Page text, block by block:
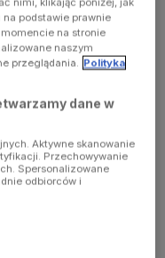
podstawie prawnie
na stronie
naszym
przeglądania. Polityka
dane w
Aktywne skanowanie
Przechowywanie
Spersonalizowane
odbiorców i